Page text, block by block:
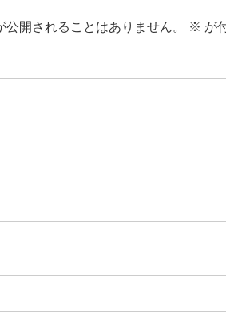
公開されることはありません。 ※ が